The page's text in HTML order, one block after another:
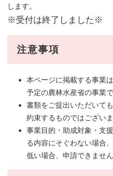
します。
​※受付は終了しました※
注意事項
本ページに掲載する事業
予定の農林水産省の事業で
書類をご提出いただいて
約束するものではございま
事業目的・助成対象・支
る内容にそぐわない場合
低い場合、申請できません